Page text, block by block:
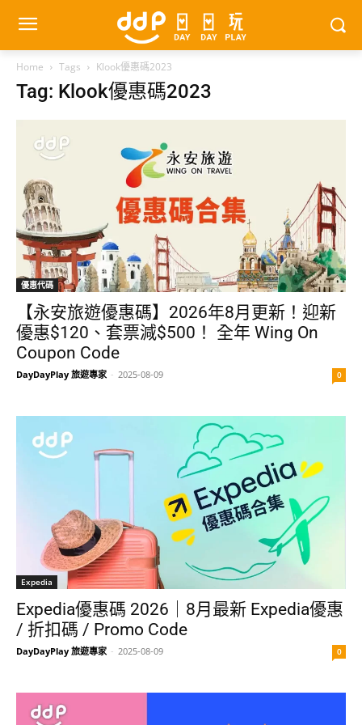
Home Tags Klook優惠碼2023
Tag: Klook優惠碼2023
優惠代碼
【永安旅遊優惠碼】2026年8月更新！迎新
優惠$120、套票減$500！ 全年 Wing On
Coupon Code
DayDayPlay 旅遊專家 - 2025-08-09 0
Expedia
Expedia優惠碼 2026｜8月最新 Expedia優惠
/ 折扣碼 / Promo Code
DayDayPlay 旅遊專家 - 2025-08-09 0